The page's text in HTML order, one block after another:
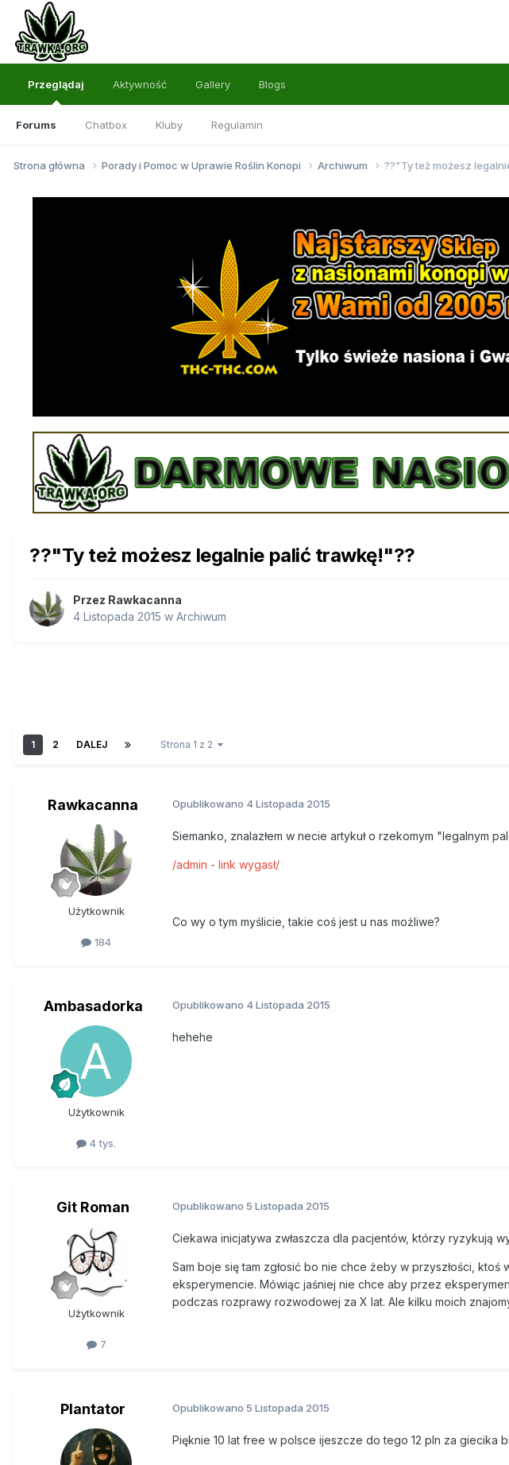
Przeglądaj
Forums Chatbox Kluby Regulamin
Aktywność Gallery Blogs
Strona główna Porady i Pomoc w Uprawie Roślin Konopi Archiwum ??"Ty też możesz
??"Ty też możesz legalnie palić trawkę!"??
Przez Rawkacanna
4 Listopada 2015 w Archiwum
1 2 DALEJ Strona 1 z 2
Rawkacanna
Użytkownik
184
Opublikowano 4 Listopada 2015
Siemanko, znalazłem w necie artykuł o rzekomym "legalnym
/admin - link wygasł/
Co wy o tym myślicie, takie coś jest u nas możliwe?
Ambasadorka
Użytkownik
4 tys.
Opublikowano 4 Listopada 2015
hehehe
Git Roman
Użytkownik
7
Opublikowano 5 Listopada 2015
Ciekawa inicjatywa zwłaszcza dla pacjentów, którzy ryzykują
Sam boje się tam zgłosić bo nie chce żeby w przyszłości, ktoś
eksperymencie. Mówiąc jaśniej nie chce aby przez
podczas rozprawy rozwodowej za X lat. Ale kilku moich
Plantator Opublikowano 5 Listopada 2015
Pięknie 10 lat free w polsce ijeszcze do tego 12 pln za giecika